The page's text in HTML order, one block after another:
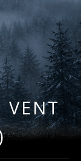
!
VENT